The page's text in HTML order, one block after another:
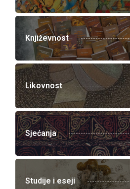
Književnost
Likovnost
Sjećanja
Studije i eseji